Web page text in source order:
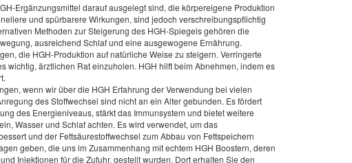
Ergänzungsmittel darauf ausgelegt sind, die körpereigene Produktion
und spürbarere Wirkungen, sind jedoch verschreibungspflichtig
Methoden zur Steigerung des HGH-Spiegels gehören die
ausreichend Schlaf und eine ausgewogene Ernährung.
die HGH-Produktion auf natürliche Weise zu steigern. Verringerte
wichtig, ärztlichen Rat einzuholen. HGH hilft beim Abnehmen, indem es
wenn wir über die HGH Erfahrung der Verwendung bei vielen
des Stoffwechsel sind nicht an ein Alter gebunden. Es fördert
des Energieniveaus, stärkt das Immunsystem und bietet weitere
Wasser und Schlaf achten. Es wird verwendet, um das
und der Fettsäurestoffwechsel zum Abbau von Fettspeichern
geben, die uns im Zusammenhang mit echtem HGH Boostern, deren
Injektionen für die Zufuhr, gestellt wurden. Dort erhalten Sie den